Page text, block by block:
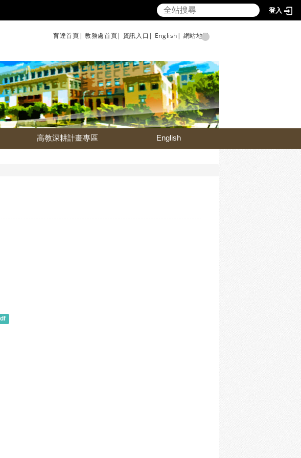
登入
育達首頁| 教務處首頁| 資訊入口| English| 網站地圖
高教深耕計畫專區 English